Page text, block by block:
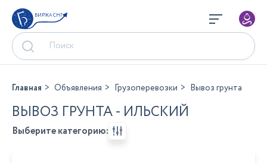
БИРЖА СНГ
Главная Объявления Грузоперевозки Вывоз грунта
ВЫВОЗ ГРУНТА - ИЛЬСКИЙ
Выберите категорию: